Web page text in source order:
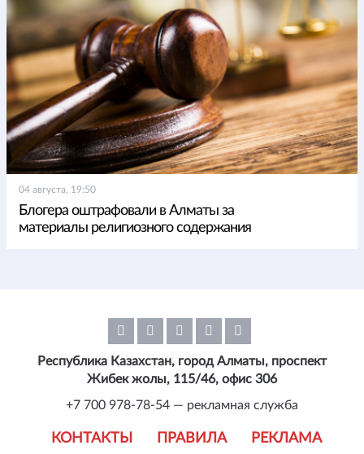
04 августа, 19:50
Блогера оштрафовали в Алматы за
материалы религиозного содержания
КОНТАКТЫ ПРАВИЛА РЕКЛАМА
Республика Казахстан, город Алматы, проспект
Жибек жолы, 115/46, офис 306
+7 700 978-78-54 — рекламная служба